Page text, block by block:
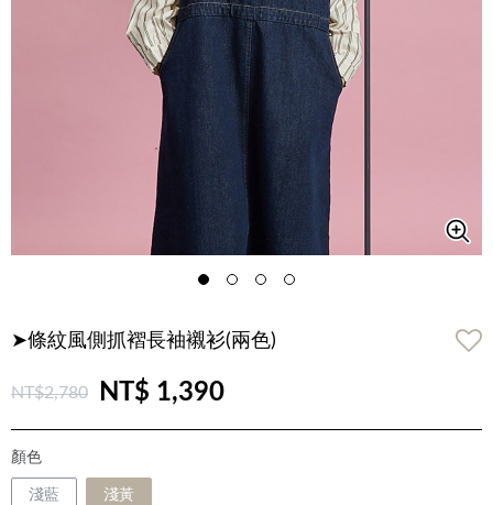
➤條紋風側抓褶長袖襯衫(兩色)
NT$2,780 NT$ 1,390
顏色
淺藍 淺黃